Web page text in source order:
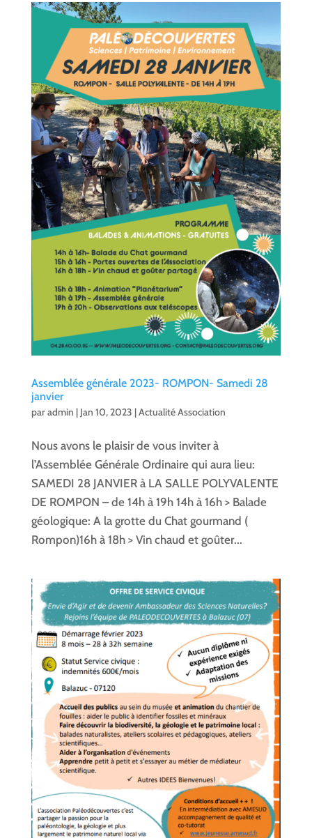
Assemblée générale 2023- ROMPON- Samedi 28
janvier
paradmin | Jan 10, 2023 |Actualité Association
Nous avons le plaisir de vous inviter à
l’Assemblée Générale Ordinaire qui aura lieu:
SAMEDI 28 JANVIER à LA SALLE POLYVALENTE
DE ROMPON – de 14h à 19h 14h à 16h > Balade
géologique: A la grotte du Chat gourmand (
Rompon)16h à 18h > Vin chaud et goûter...